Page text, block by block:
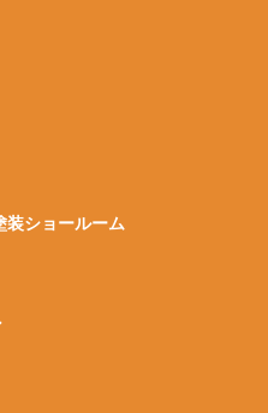
装ショールーム